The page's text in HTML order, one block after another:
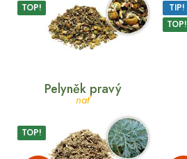
TOP!
TIP!
TOP!
Pelyněk pravý
nať
TOP!